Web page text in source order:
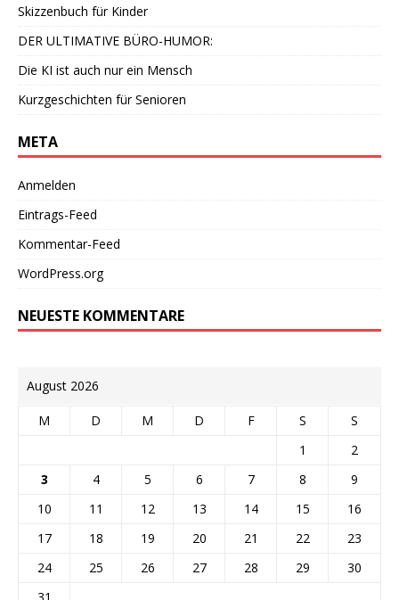
Skizzenbuch für Kinder
DER ULTIMATIVE BÜRO-HUMOR:
Die KI ist auch nur ein Mensch
Kurzgeschichten für Senioren
META
Anmelden
Eintrags-Feed
Kommentar-Feed
WordPress.org
NEUESTE KOMMENTARE
August 2026
M D M D F S
S
1
2
3
4 5 6 7 8
9
10
11 12 13 14 15
16
17
18 19 20 21 22
23
24
25 26 27 28 29
30